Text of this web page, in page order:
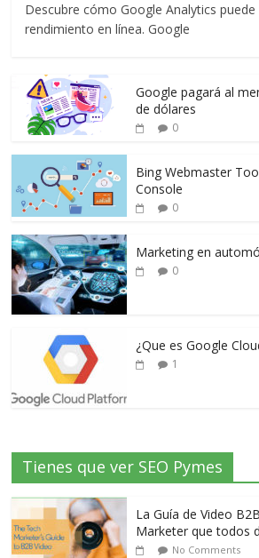
Descubre cómo Google Analytics
rendimiento en línea. Google
Google pagará al
de dólares
0
Bing Webmaster
Console
0
Marketing en
0
¿Que es Google
1
Tienes que ver SEO Pymes
La Guía de Video
Marketer que todos
No Comments